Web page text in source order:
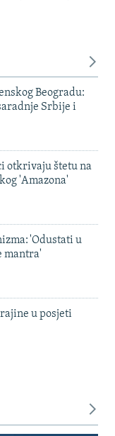
Beogradu:
Srbije i
otkrivaju štetu na
'Amazona'
'Odustati u
mantra'
u posjeti